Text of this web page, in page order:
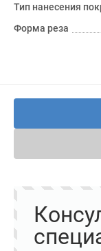
Тип нанесения
Форма реза